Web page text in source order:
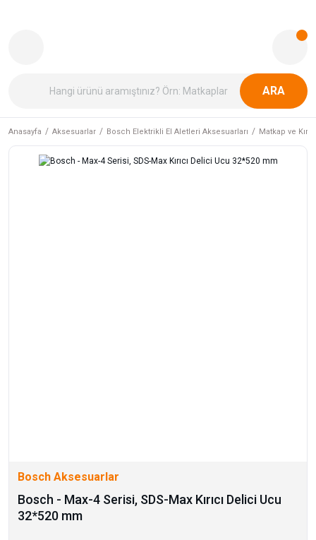
ARA
Anasayfa Aksesuarlar Bosch Elektrikli El Aletleri Aksesuarları Matkap ve
Bosch Aksesuarlar
Bosch - Max-4 Serisi, SDS-Max Kırıcı Delici Ucu
32*520 mm